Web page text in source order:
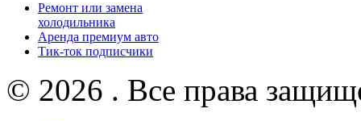
Ремонт или замена
холодильника
Аренда премиум авто
Тик-ток подписчики
© 2026 . Все права